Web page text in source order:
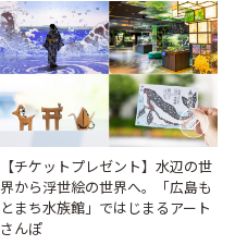
【チケットプレゼント】水辺の世
界から浮世絵の世界へ。「広島も
とまち水族館」ではじまるアート
さんぽ